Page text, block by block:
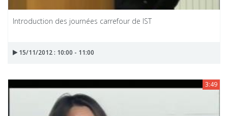
Introduction des journées carrefour de IST
15/11/2012 : 10:00 - 11:00
3:49